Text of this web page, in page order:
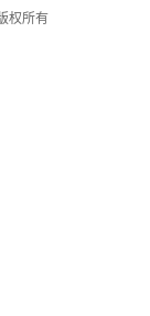
权所有